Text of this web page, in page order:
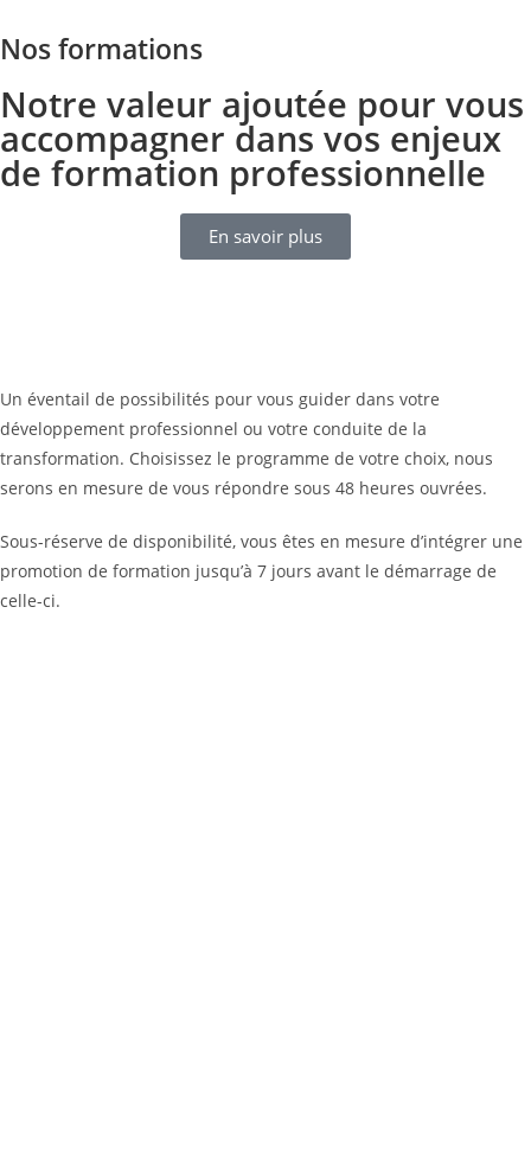
Nos formations
Notre valeur ajoutée pour vous
accompagner dans vos enjeux
de formation professionnelle
En savoir plus
Un éventail de possibilités pour vous guider dans votre
développement professionnel ou votre conduite de la
transformation. Choisissez le programme de votre choix, nous
serons en mesure de vous répondre sous 48 heures ouvrées.
Sous-réserve de disponibilité, vous êtes en mesure d’intégrer une
promotion de formation jusqu’à 7 jours avant le démarrage de
celle-ci.